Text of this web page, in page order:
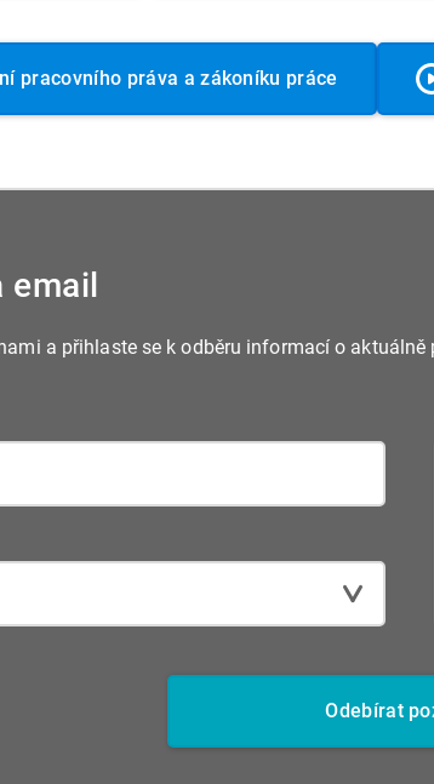
pracovního práva a zákoníku práce
email
a přihlaste se k odběru informací o aktuálně
Odebírat